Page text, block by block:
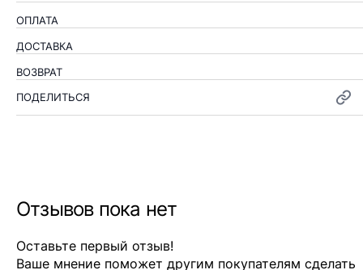
ОПЛАТА
ДОСТАВКА
ВОЗВРАТ
ПОДЕЛИТЬСЯ
Отзывов пока нет
Оставьте первый отзыв!
Ваше мнение поможет другим покупателям сделать